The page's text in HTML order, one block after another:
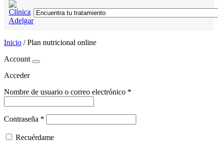
Inicio /Plan nutricional online
Account
Acceder
Nombre de usuario o correo electrónico *
Contraseña *
Recuérdame